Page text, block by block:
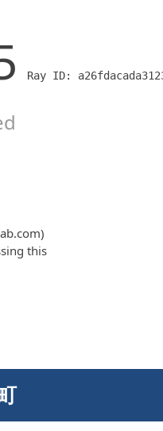
売状況と予想価格との答